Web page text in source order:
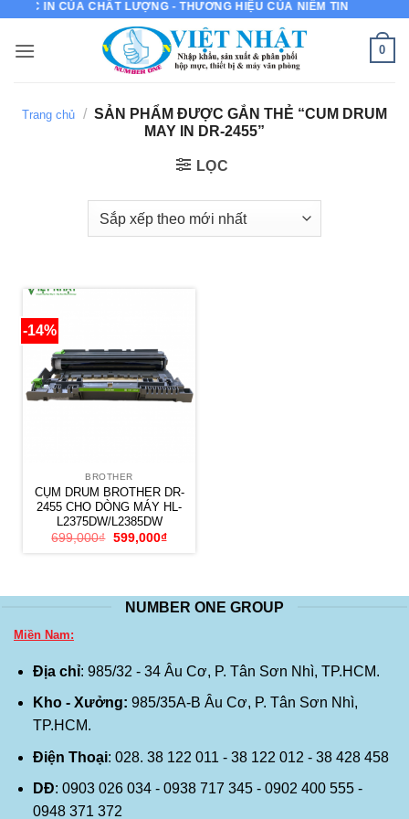
nội
MỰC IN CỦA CHẤT LƯỢNG - THƯƠNG HIỆU CỦA NIỀM TIN
0
Trang chủ / SẢN PHẨM ĐƯỢC GẮN THẺ “CUM DRUM
MAY IN DR-2455”
LỌC
-14%
BROTHER
CỤM DRUM BROTHER DR-
2455 CHO DÒNG MÁY HL-
L2375DW/L2385DW
699,000₫ Giá
599,000₫Giá
NUMBER ONE GROUP
Miền Nam:
Địa chỉ: 985/32 - 34 Âu Cơ, P. Tân Sơn Nhì, TP.HCM.
Kho - Xưởng: 985/35A-B Âu Cơ, P. Tân Sơn Nhì,
TP.HCM.
Điện Thoại: 028. 38 122 011 - 38 122 012 - 38 428 458
DĐ: 0903 026 034 - 0938 717 345 - 0902 400 555 -
0948 371 372